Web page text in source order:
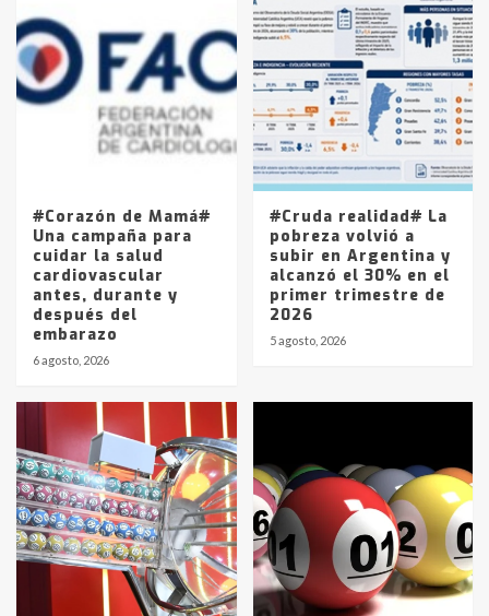
4
Accidente en Ruta 5: falleció un
joven de Trenque Lauquen
Los precios de los combustibles en
La Pampa, desde YPF hasta Axion
entre 857 a 1338 pesos
#Corazón de Mamá#
Una campaña para
cuidar la salud
cardiovascular
antes, durante y
después del
embarazo
6 agosto, 2026
#Cruda realidad# La
pobreza volvió a
subir en Argentina y
alcanzó el 30% en el
primer trimestre de
2026
5 agosto, 2026